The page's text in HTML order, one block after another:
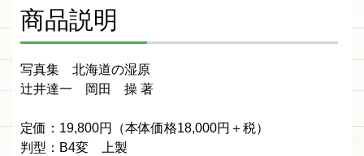
商品説明
写真集 北海道の湿原
辻井達一 岡田 操 著
定価：19,800円（本体価格18,000円＋税）
判型：B4変 上製